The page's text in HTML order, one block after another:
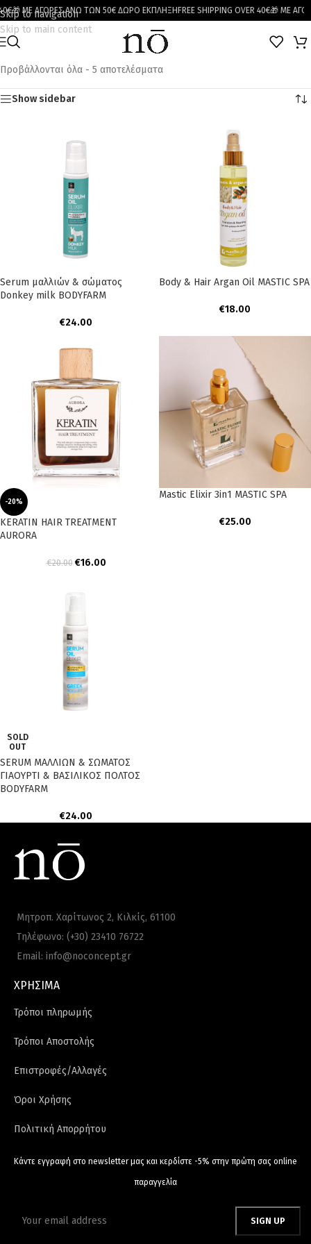
Skip to navigation
Skip to main content
🎁 ΜΕ ΑΓΟΡΕΣ ΑΝΩ ΤΩΝ 50€ ΔΩΡΟ ΕΚΠΛΗΞΗ FREE SHIPPING OVER 40€🎁 ΜΕ
Προβάλλονται όλα - 5 αποτελέσματα
Show sidebar
Serum μαλλιών & σώματος
Donkey milk BODYFARM
€24.00
Body & Hair Argan Oil MASTIC SPA
€18.00
-20%
KERATIN HAIR TREATMENT
AURORA
€20.00 €16.00
Mastic Elixir 3in1 MASTIC SPA
€25.00
SOLD
OUT
SERUM ΜΑΛΛΙΩΝ & ΣΩΜΑΤΟΣ
ΓΙΑΟΥΡΤΙ & ΒΑΣΙΛΙΚΟΣ ΠΟΛΤΟΣ
BODYFARM
€24.00
Μητροπ. Χαρίτωνος 2, Κιλκίς, 61100
Τηλέφωνο: (+30) 23410 76722
Email: info@noconcept.gr
ΧΡΗΣΙΜΑ
Τρόποι πληρωμής
Τρόποι Αποστολής
Επιστροφές/Αλλαγές
Όροι Χρήσης
Πολιτική Απορρήτου
Κάντε εγγραφή στο newsletter μας και κερδίστε -5% στην πρώτη σας online
παραγγελία